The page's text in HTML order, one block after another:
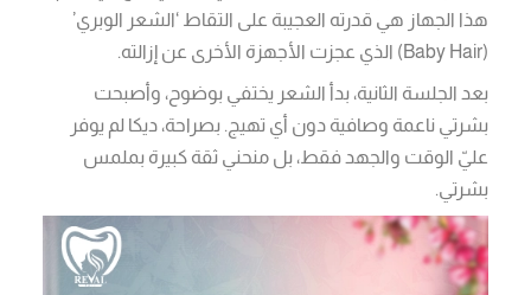
هذا الجهاز هي قدرته العجيبة على التقاط ‘الشعر الوبري’
(Baby Hair) الذي عجزت الأجهزة الأخرى عن إزالته.
بعد الجلسة الثانية، بدأ الشعر يختفي بوضوح، وأصبحت
بشرتي ناعمة وصافية دون أي تهيج. بصراحة، ديكا لم يوفر
عليّ الوقت والجهد فقط، بل منحني ثقة كبيرة بملمس
بشرتي.